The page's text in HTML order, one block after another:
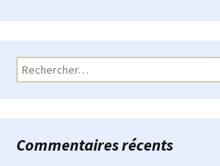
Rechercher :
Commentaires récents